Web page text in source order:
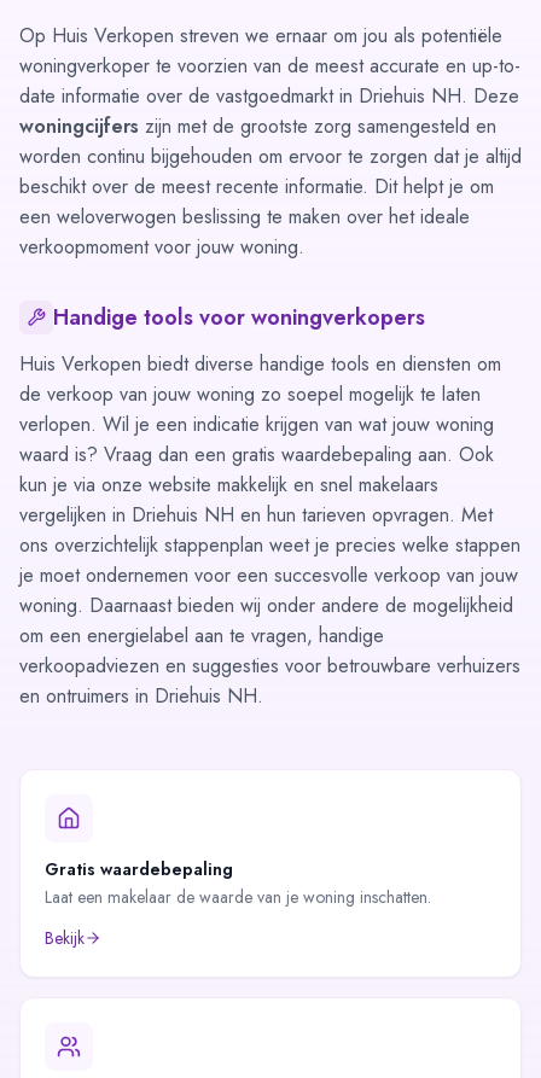
Op Huis Verkopen streven we ernaar om jou als potentiële
woningverkoper te voorzien van de meest accurate en up-to-
date informatie over de vastgoedmarkt in Driehuis NH. Deze
woningcijfers zijn met de grootste zorg samengesteld en
worden continu bijgehouden om ervoor te zorgen dat je altijd
beschikt over de meest recente informatie. Dit helpt je om
een weloverwogen beslissing te maken over het ideale
verkoopmoment voor jouw woning.
Handige tools voor woningverkopers
Huis Verkopen biedt diverse handige tools en diensten om
de verkoop van jouw woning zo soepel mogelijk te laten
verlopen. Wil je een indicatie krijgen van wat jouw woning
waard is? Vraag dan een gratis waardebepaling aan. Ook
kun je via onze website makkelijk en snel makelaars
vergelijken in Driehuis NH en hun tarieven opvragen. Met
ons overzichtelijk stappenplan weet je precies welke stappen
je moet ondernemen voor een succesvolle verkoop van jouw
woning. Daarnaast bieden wij onder andere de mogelijkheid
om een energielabel aan te vragen, handige
verkoopadviezen en suggesties voor betrouwbare verhuizers
en ontruimers in Driehuis NH.
Gratis waardebepaling
Laat een makelaar de waarde van je woning inschatten.
Bekijk